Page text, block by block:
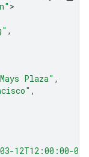
,
Plaza" ,
,
12T12:00:00-